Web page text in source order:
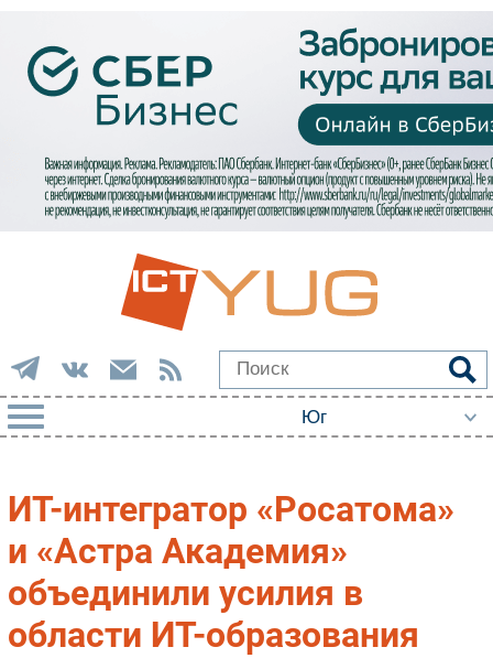
Импорто­замещение
Автоматизация Промышленности
Интернет
Мобильная связь
Фиксированная связь
ИТ-интегратор «Росатома»
и «Астра Академия»
объединили усилия в
области ИТ-образования